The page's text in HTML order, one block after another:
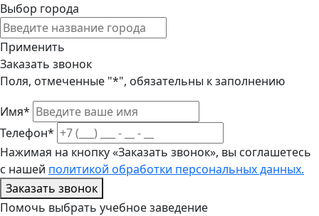
Выбор города
Применить
Заказать звонок
Поля, отмеченные "*", обязательны к заполнению
Имя*
Телефон*
Нажимая на кнопку «Заказать звонок», вы соглашетесь
с нашей политикой обработки персональных данных.
Заказать звонок
Помочь выбрать учебное заведение